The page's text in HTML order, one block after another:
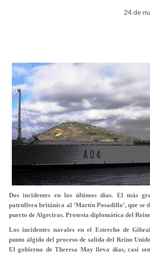
24 de
Dos incidentes en los últimos días. El más
patrullera británica al ‘Martín Posadillo’, que se
puerto de Algeciras. Protesta diplomática del
Los incidentes navales en el Estrecho de
punto álgido del proceso de salida del Reino
El gobierno de Theresa May lleva días, casi